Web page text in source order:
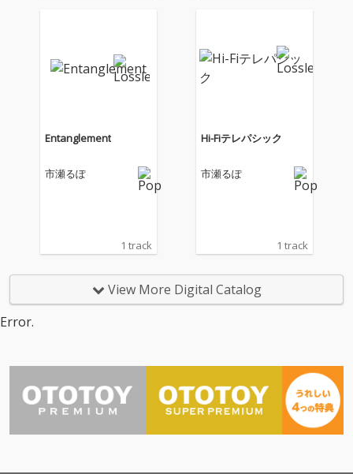
Entanglement
市瀬るぽ
1 track
Hi-Fiテレパシック
市瀬るぽ
1 track
View More Digital Catalog
Error.